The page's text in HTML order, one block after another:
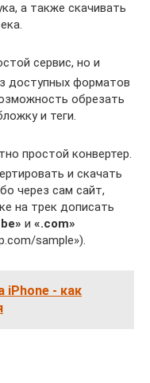
а также скачивать
сервис, но и
доступных форматов
обрезать
и теги.
простой конвертер.
и скачать
через сам сайт,
на трек дописать
и «.com»
sample»).
iPhone - как